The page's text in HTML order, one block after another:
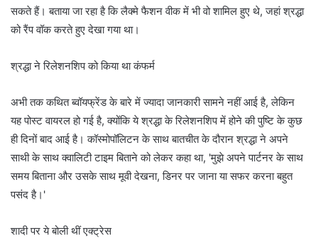
सकते हैं। बताया जा रहा है कि लैक्मे फैशन वीक में भी वो शामिल हुए थे, जहां श्रद्धा
को रैंप वॉक करते हुए देखा गया था।
श्रद्धा ने रिलेशनशिप को किया था कंफर्म
अभी तक कथित ब्वॉयफ्रेंड के बारे में ज्यादा जानकारी सामने नहीं आई है, लेकिन
यह पोस्ट वायरल हो गई है, क्योंकि ये श्रद्धा के रिलेशनशिप में होने की पुष्टि के कुछ
ही दिनों बाद आई है। कॉस्मोपॉलिटन के साथ बातचीत के दौरान श्रद्धा ने अपने
साथी के साथ क्वालिटी टाइम बिताने को लेकर कहा था, 'मुझे अपने पार्टनर के साथ
समय बिताना और उसके साथ मूवी देखना, डिनर पर जाना या सफर करना बहुत
पसंद है।'
शादी पर ये बोली थीं एक्ट्रेस